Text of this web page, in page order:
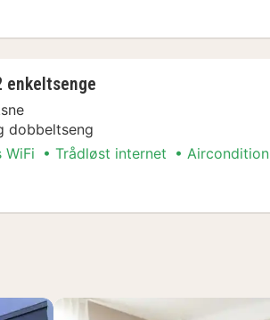
enkeltsenge
dobbeltseng
WiFi Trådløst internet Aircondition